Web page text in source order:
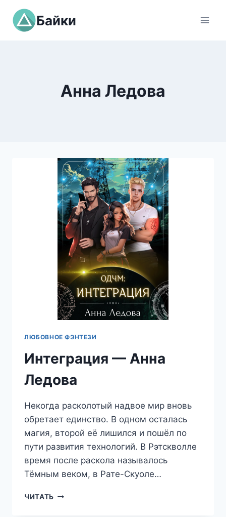
Перейти
содержимому
Байки
Анна Ледова
ЛЮБОВНОЕ ФЭНТЕЗИ
Интеграция — Анна
Ледова
Некогда расколотый надвое мир вновь
обретает единство. В одном осталась
магия, второй её лишился и пошёл по
пути развития технологий. В Рэтскволле
время после раскола называлось
Тёмным веком, в Рате-Скуоле…
ЧИТАТЬ ИНТЕГРАЦИЯ